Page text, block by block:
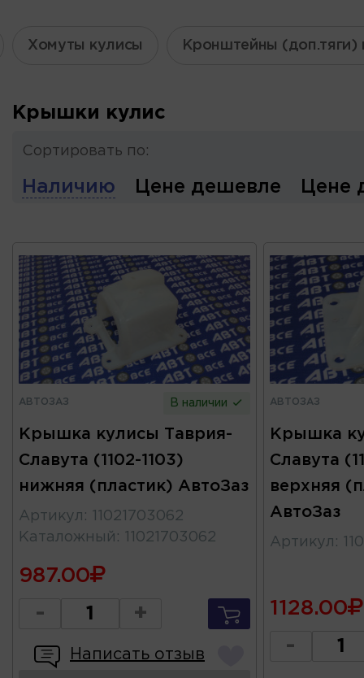
Хомуты кулисы Кронштейны (доп.тяги)
Крышки кулис
Сортировать по:
Наличию Цене дешевле Цене
АВТОЗАЗ В наличии
Крышка кулисы Таврия-
Славута (1102-1103)
нижняя (пластик) АвтоЗаз
Артикул :
11021703062
Каталожный : 11021703062
987.00
- +
Написать отзыв
АВТОЗАЗ
Крышка
Славута
верхняя
АвтоЗаз
Артикул :
1128.00
-